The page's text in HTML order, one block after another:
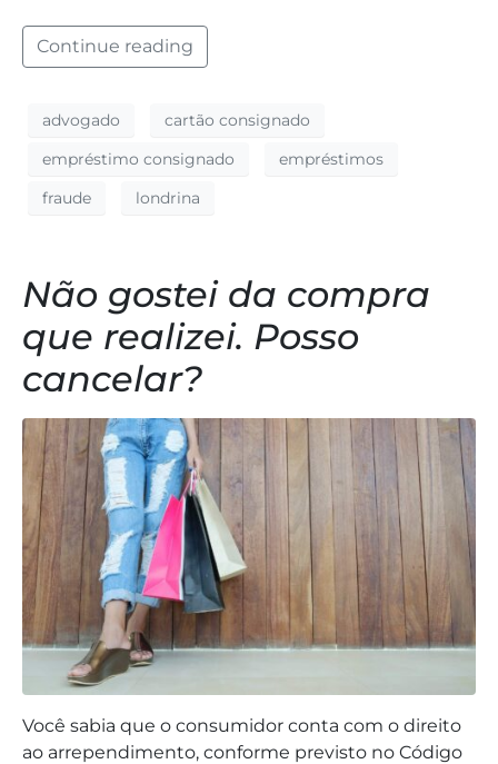
Continue reading
advogado
cartão consignado
empréstimo consignado
empréstimos
fraude
londrina
Não gostei da compra
que realizei. Posso
cancelar?
Você sabia que o consumidor conta com o direito
ao arrependimento, conforme previsto no Código